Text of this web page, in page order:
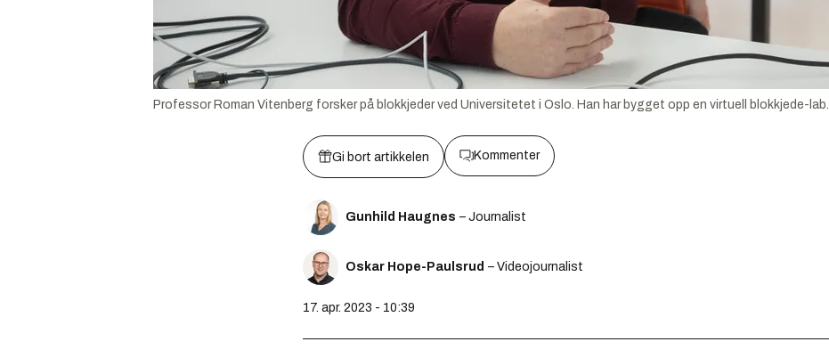
Professor Roman Vitenberg forsker på blokkjeder ved Universitetet i Oslo. Han har bygget opp en virtuell blokkjede-lab.
Gi bort artikkelen Kommenter
Gunhild Haugnes – Journalist
Oskar Hope-Paulsrud – Videojournalist
17. apr. 2023 - 10:39